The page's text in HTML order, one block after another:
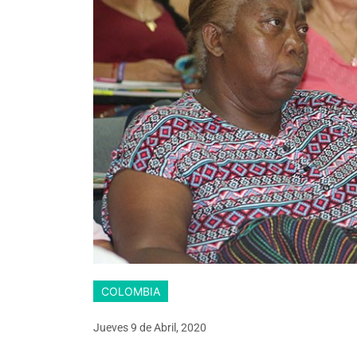
COLOMBIA
Jueves 9 deAbril, 2020